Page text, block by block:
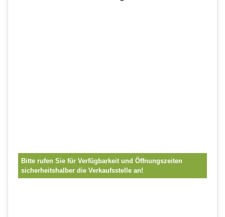
Bitte rufen Sie für Verfügbarkeit und Öffnungszeiten
sicherheitshalber die Verkaufsstelle an!